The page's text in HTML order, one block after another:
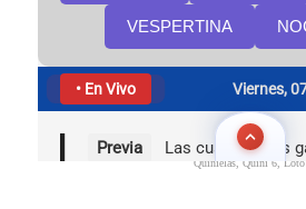
Quinielas, Quini 6, Loto